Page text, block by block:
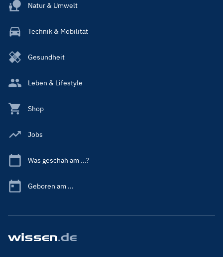
Natur & Umwelt
Technik & Mobilität
Gesundheit
Leben & Lifestyle
Shop
Jobs
Was geschah am ...?
Geboren am ...